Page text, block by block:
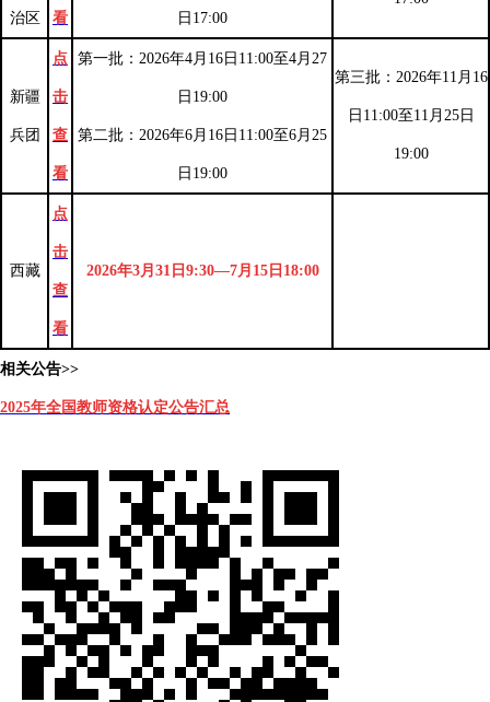
治区 看 日17:00
新疆
兵团
点
击
查
看
第一批：2026年4月16日11:00至4月27
日19:00
第二批：2026年6月16日11:00至6月25
日19:00
第三批：2026年11月16
日11:00至11月25日
19:00
西藏
点
击
查
看
2026年3月31日9:30—7月15日18:00
相关公告>>
2025年全国教师资格认定公告汇总